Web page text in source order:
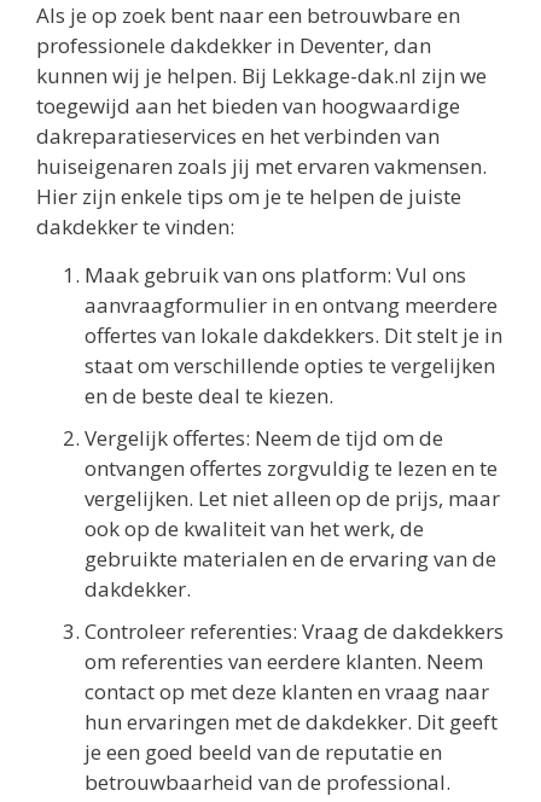
Als je op zoek bent naar een betrouwbare en
professionele dakdekker in Deventer, dan
kunnen wij je helpen. Bij Lekkage-dak.nl zijn we
toegewijd aan het bieden van hoogwaardige
dakreparatieservices en het verbinden van
huiseigenaren zoals jij met ervaren vakmensen.
Hier zijn enkele tips om je te helpen de juiste
dakdekker te vinden:
Maak gebruik van ons platform: Vul ons
aanvraagformulier in en ontvang meerdere
offertes van lokale dakdekkers. Dit stelt je in
staat om verschillende opties te vergelijken
en de beste deal te kiezen.
Vergelijk offertes: Neem de tijd om de
ontvangen offertes zorgvuldig te lezen en te
vergelijken. Let niet alleen op de prijs, maar
ook op de kwaliteit van het werk, de
gebruikte materialen en de ervaring van de
dakdekker.
Controleer referenties: Vraag de dakdekkers
om referenties van eerdere klanten. Neem
contact op met deze klanten en vraag naar
hun ervaringen met de dakdekker. Dit geeft
je een goed beeld van de reputatie en
betrouwbaarheid van de professional.